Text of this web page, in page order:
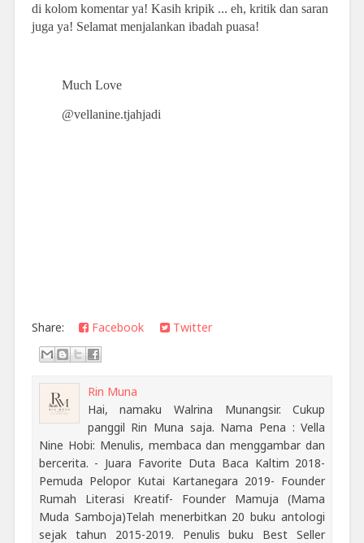
di kolom komentar ya! Kasih kripik ... eh, kritik dan saran
juga ya! Selamat menjalankan ibadah puasa!
Much Love
@vellanine.tjahjadi
Share: Facebook Twitter
Rin Muna
Hai, namaku Walrina Munangsir. Cukup
panggil Rin Muna saja. Nama Pena : Vella
Nine Hobi: Menulis, membaca dan menggambar dan
bercerita. - Juara Favorite Duta Baca Kaltim 2018-
Pemuda Pelopor Kutai Kartanegara 2019- Founder
Rumah Literasi Kreatif- Founder Mamuja (Mama
Muda Samboja)Telah menerbitkan 20 buku antologi
sejak tahun 2015-2019. Penulis buku Best Seller